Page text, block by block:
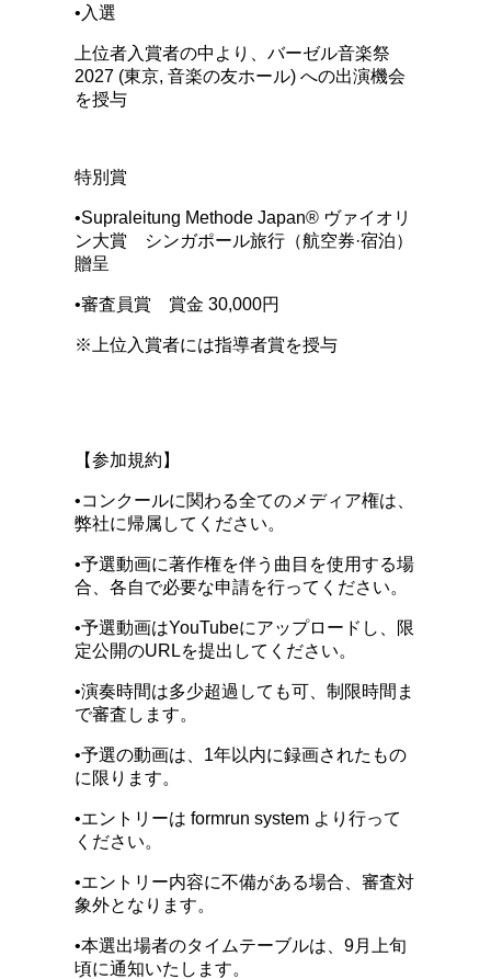
•入選
上位者入賞者の中より、バーゼル音楽祭
2027 (東京, 音楽の友ホール) への出演機会
を授与
特別賞
•Supraleitung Methode Japan®️ ヴァイオリ
ン大賞 シンガポール旅行（航空券·宿泊）
贈呈
•審査員賞 賞金 30,000円
※上位入賞者には指導者賞を授与
【参加規約】
•コンクールに関わる全てのメディア権は、
弊社に帰属してください。
•予選動画に著作権を伴う曲目を使用する場
合、各自で必要な申請を行ってください。
•予選動画はYouTubeにアップロードし、限
定公開のURLを提出してください。
•演奏時間は多少超過しても可、制限時間ま
で審査します。
•予選の動画は、1年以内に録画されたもの
に限ります。
•エントリーは formrun system より行って
ください。
•エントリー内容に不備がある場合、審査対
象外となります。
•本選出場者のタイムテーブルは、9月上旬
頃に通知いたします。